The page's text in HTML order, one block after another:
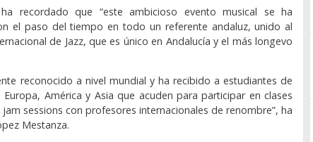
recordado que “este ambicioso evento musical se ha
el paso del tiempo en todo un referente andaluz, unido al
de Jazz, que es único en Andalucía y el más longevo
reconocido a nivel mundial y ha recibido a estudiantes de
Europa, América y Asia que acuden para participar en clases
sessions con profesores internacionales de renombre”, ha
Mestanza.